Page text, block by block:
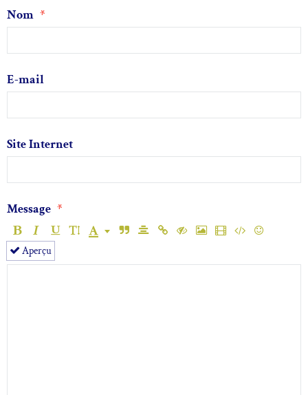
Nom
E-mail
Site Internet
Message
Aperçu